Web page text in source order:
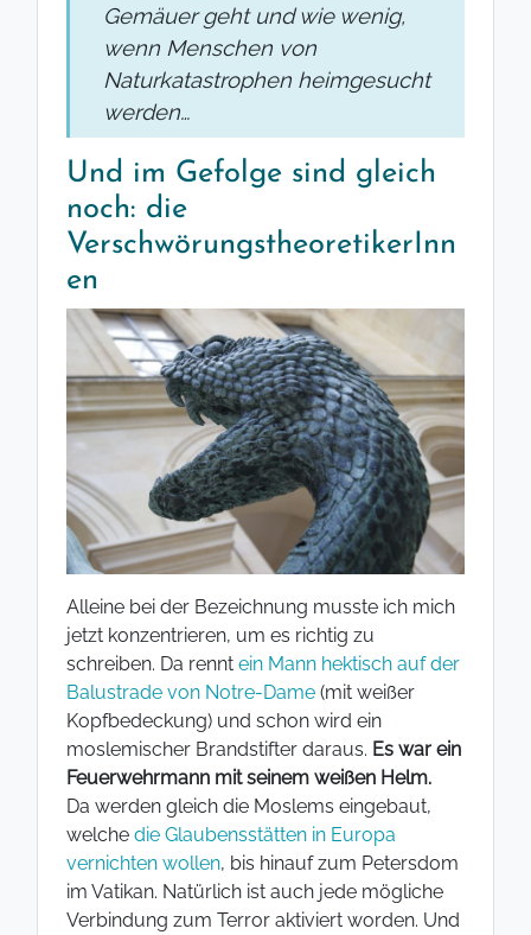
Gemäuer geht und wie wenig,
wenn Menschen von
Naturkatastrophen heimgesucht
werden…
Und im Gefolge sind gleich
noch: die
VerschwörungstheoretikerInn
en
Alleine bei der Bezeichnung musste ich mich
jetzt konzentrieren, um es richtig zu
schreiben. Da rennt ein Mann hektisch auf der
Balustrade von Notre-Dame (mit weißer
Kopfbedeckung) und schon wird ein
moslemischer Brandstifter daraus. Es war ein
Feuerwehrmann mit seinem weißen Helm.
Da werden gleich die Moslems eingebaut,
welche die Glaubensstätten in Europa
vernichten wollen, bis hinauf zum Petersdom
im Vatikan. Natürlich ist auch jede mögliche
Verbindung zum Terror aktiviert worden. Und